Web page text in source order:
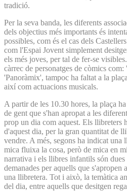
tradició.
Per la seva banda, les diferents
dels objectius més importants és
possibles, com és el cas dels
com l'Espai Jovent simplement
els més joves, per tal de fer-se
càrrec de personatges de còmics
'Panoràmix', tampoc ha faltat a la
així com actuacions musicals.
A partir de les 10.30 hores, la plaça
de gent que s'han apropat a les
prop un dia com aquest. Els llibreters
d'aquest dia, per la gran quantitat de
vendre. A més, segons ha indicat una
mica fluixa la cosa, però de mica en
narrativa i els llibres infantils són dues
demanades per aquells que s'apropen
una llibretera. Tot i això, la temàtica
del dia, entre aquells que desitgen